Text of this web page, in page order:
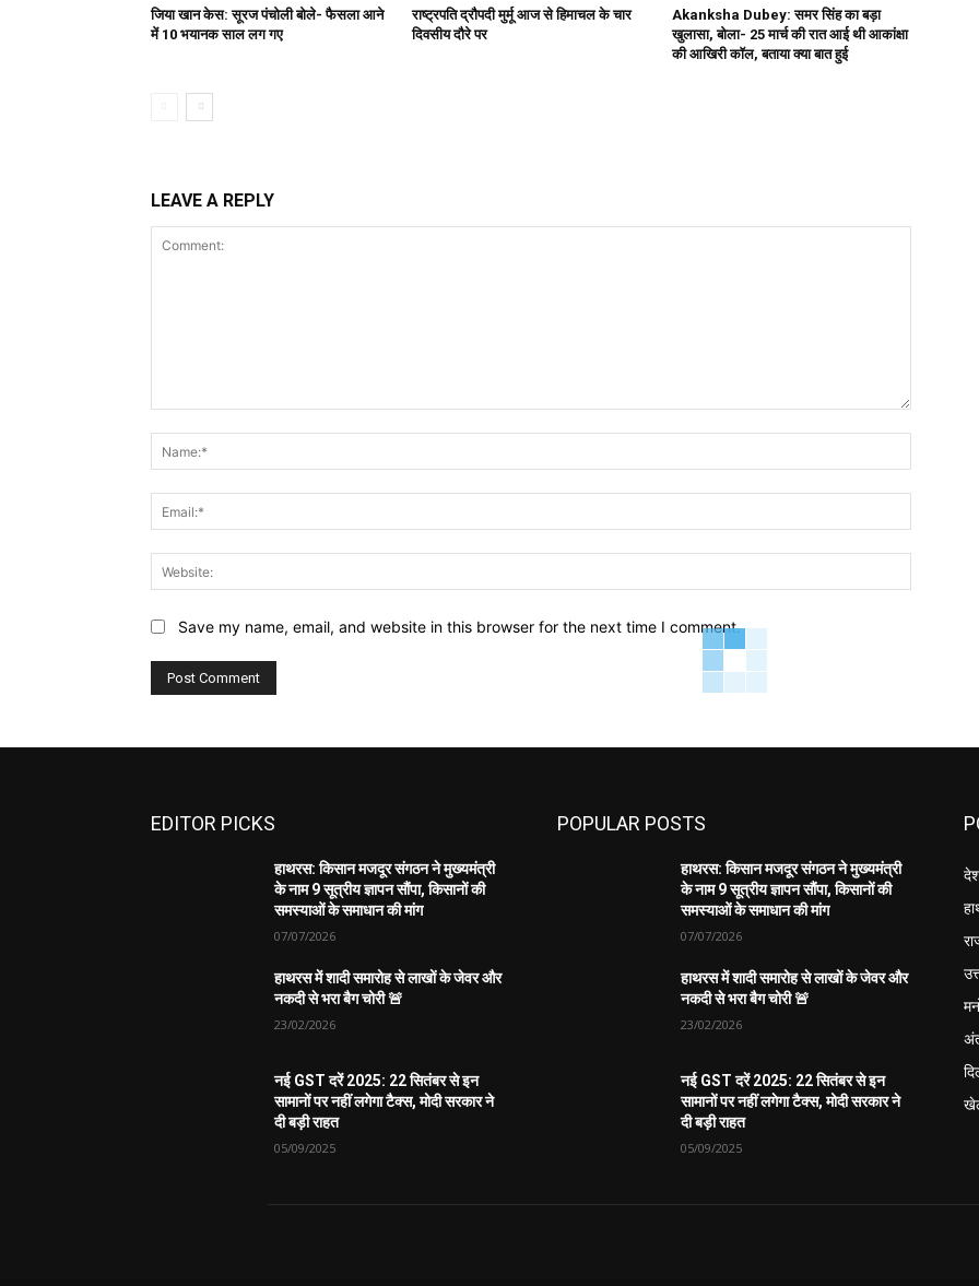
जिया खान केस: सूरज पंचोली बोले- फैसला आने
में 10 भयानक साल लग गए
राष्ट्रपति द्रौपदी मुर्मू आज से हिमाचल के चार
दिवसीय दौरे पर
Akanksha Dubey: समर सिंह का बड़ा
खुलासा, बोला- 25 मार्च की रात आई थी आकांक्षा
की आखिरी कॉल, बताया क्या बात हुई
LEAVE A REPLY
Save my name, email, and website in this browser for the next time I comment.
EDITOR PICKS
हाथरस: किसान मजदूर संगठन ने मुख्यमंत्री
के नाम 9 सूत्रीय ज्ञापन सौंपा, किसानों की
समस्याओं के समाधान की मांग
07/07/2026
हाथरस में शादी समारोह से लाखों के जेवर और
नकदी से भरा बैग चोरी 🚨
23/02/2026
नई GST दरें 2025: 22 सितंबर से इन
सामानों पर नहीं लगेगा टैक्स, मोदी सरकार ने
दी बड़ी राहत
05/09/2025
POPULAR POSTS
हाथरस: किसान मजदूर संगठन ने मुख्यमंत्री
के नाम 9 सूत्रीय ज्ञापन सौंपा, किसानों की
समस्याओं के समाधान की मांग
07/07/2026
हाथरस में शादी समारोह से लाखों के जेवर और
नकदी से भरा बैग चोरी 🚨
23/02/2026
नई GST दरें 2025: 22 सितंबर से इन
सामानों पर नहीं लगेगा टैक्स, मोदी सरकार ने
दी बड़ी राहत
05/09/2025